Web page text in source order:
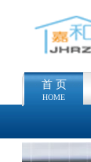
首 页
HOME